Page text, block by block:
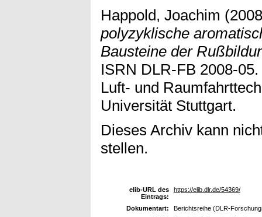
Happold, Joachim
polyzyklische
Bausteine der
ISRN DLR-FB 2008-
Luft- und
Universität Stuttgart.
Dieses Archiv kann
stellen.
elib-URL des
Eintrags:
https://elib.dlr.de/54369/
Dokumentart:
Berichtsreihe (DLR-